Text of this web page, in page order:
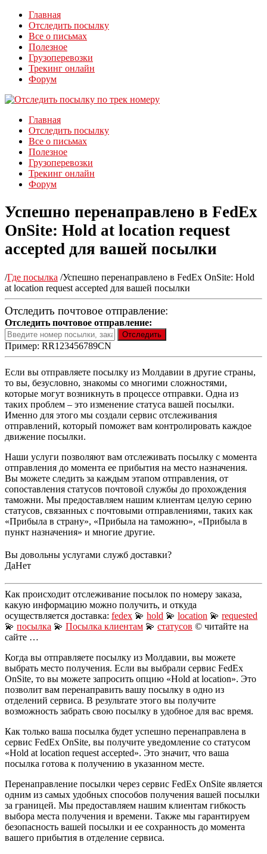
Главная
Отследить посылку
Все о письмах
Полезное
Грузоперевозки
Трекинг онлайн
Форум
Главная
Отследить посылку
Все о письмах
Полезное
Грузоперевозки
Трекинг онлайн
Форум
Успешно перенаправлено в FedEx
OnSite: Hold at location request
accepted для вашей посылки
/Где посылка /Успешно перенаправлено в FedEx OnSite: Hold
at location request accepted для вашей посылки
Отследить почтовое отправление:
Отследить почтовое отправление:
Пример: RR123456789CN
Если вы отправляете посылку из Молдавии в другие страны,
то вы, безусловно, знакомы со многими сложностями,
которые могут возникнуть в процессе отправки. Одна из
таких проблем – это изменение статуса вашей посылки.
Именно для этого мы создали сервис отслеживания
отправлений, который поможет вам контролировать каждое
движение посылки.
Наши услуги позволяют вам отслеживать посылку с момента
отправления до момента ее прибытия на место назначения.
Вы можете следить за каждым этапом отправления, от
сопоставления статусов почтовой службы до прохождения
таможни. Мы предоставляем нашим клиентам целую серию
статусов, связанных с почтовыми отправлениями, таких как
«Прибыла в страну», «Прибыла на таможню», «Прибыла в
пункт назначения» и многие другие.
Вы довольны услугами служб доставки?
ДаНет
Как происходит отслеживание посылок по номеру заказа,
какую информацию можно получить, и откуда
осуществляется доставка: fedex 💫 hold 💫 location 💫 requested
💫 посылка 💫 Посылка клиентам 💫 статусов © читайте на
сайте …
Когда вы отправляете посылку из Молдавии, вы можете
выбрать место получения. Если вы выбрали сервис FedEx
OnSite, то вы можете запросить опцию «Hold at location». Это
позволит вам перенаправить вашу посылку в одно из
отделений сервиса. В результате этого вы получите
возможность забрать свою посылку в удобное для вас время.
Как только ваша посылка будет успешно перенаправлена в
сервис FedEx OnSite, вы получите уведомление со статусом
«Hold at location request accepted». Это значит, что ваша
посылка готова к получению в указанном месте.
Перенаправление посылки через сервис FedEx OnSite является
одним из самых удобных способов получения вашей посылки
за границей. Мы предоставляем нашим клиентам гибкость
выбора места получения и времени. Также мы гарантируем
безопасность вашей посылки и ее сохранность до момента
вашего прибытия в отделение сервиса.